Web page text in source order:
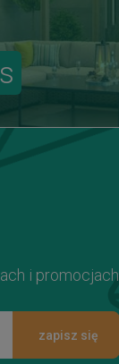
i promocjach
zapisz się